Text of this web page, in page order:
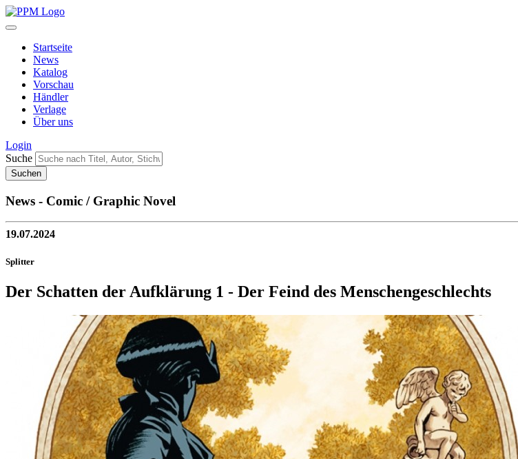
Startseite
News
Katalog
Vorschau
Händler
Verlage
Über uns
Login
Suche
News - Comic / Graphic Novel
19.07.2024
Splitter
Der Schatten der Aufklärung 1 - Der Feind des Menschengeschlechts